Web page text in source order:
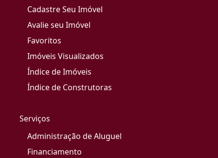
Cadastre Seu Imóvel
Avalie seu Imóvel
Favoritos
Imóveis Visualizados
Índice de Imóveis
Índice de Construtoras
Serviços
Administração de Aluguel
Financiamento